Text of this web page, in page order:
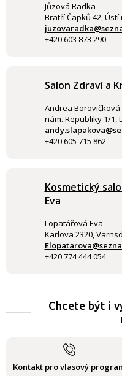
Jůzová Radka
Bratří Čapků 42, Ústí
+420 603 873 290
Salon Zdraví a
Andrea Borovičková
nám. Republiky 1/1,
+420 605 715 862
Kosmetický
Eva
Lopatářová Eva
Karlova 2320,
+420 774 444 054
Chcete být i
Kontakt pro vlasový